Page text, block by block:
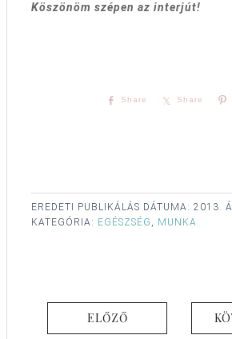
Köszönöm szépen az interjút!
Share Share
EREDETI PUBLIKÁLÁS DÁTUMA: 2013.
KATEGÓRIA: EGÉSZSÉG , MUNKA
ELŐZŐ